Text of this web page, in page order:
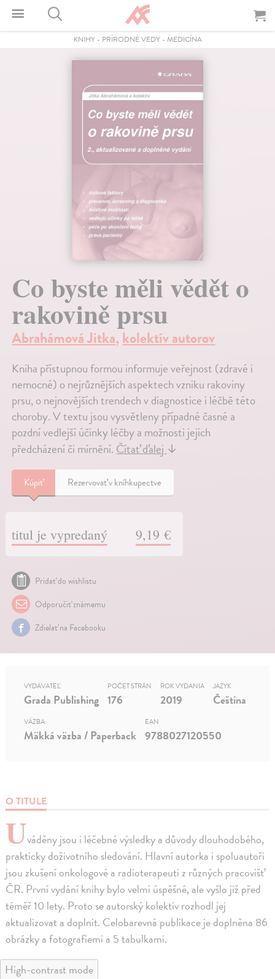
KNIHY- PRÍRODNÉ VEDY- MEDICÍNA
Co byste měli vědět o
rakovině prsu
Abrahámová Jitka,kolektív autorov
Kniha přístupnou formou informuje veřejnost (zdravé i
nemocné) o nejrůznějších aspektech vzniku rakoviny
prsu, o nejnovějších trendech v diagnostice i léčbě této
choroby. V textu jsou vysvětleny případné časné a
pozdní vedlejší účinky léčby a možnosti jejich
předcházení či mírnění.Čítať ďalej↓
Kúpiť Rezervovať v kníhkupectve
titul je vypredaný 9,19 €
Pridať do wishlistu
Odporučiť známemu
Zdielať na Facebooku
O TITULE
Uváděny jsou i léčebné výsledky a důvody dlouhodobého,
prakticky doživotního sledování. Hlavní autorka i spoluautoři
jsou zkušení onkologové a radioterapeuti z různých pracovišť
ČR. První vydání knihy bylo velmi úspěšné, ale vyšlo již před
téměř 10 lety. Proto se autorský kolektiv rozhodl jej
aktualizovat a doplnit. Celobarevná publikace je doplněna 86
obrázky a fotografiemi a 5 tabulkami.
VYDAVATEĽ
Grada Publishing
POČET STRÁN
176
ROK VYDANIA
2019
JAZYK
Čeština
VÄZBA
Mäkká väzba / Paperback
EAN
9788027120550
High-contrast mode